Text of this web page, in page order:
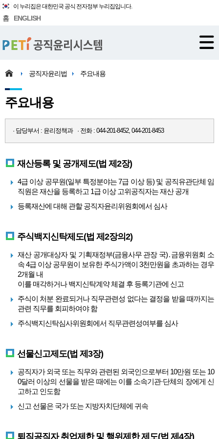
이 누리집은 대한민국 공식 전자정부 누리집입니다.
홈 ENGLISH
공직자윤리법 주요내용
주요내용
· 담당부서 : 윤리정책과 · 전화 : 044-201-8452, 044-201-8453
재산등록 및 공개제도(법 제2장)
4급 이상 공무원(일부 특정분야는 7급 이상 등) 및 공직유관단체 임
직원은 재산을 등록하고 1급 이상 고위공직자는 재산 공개
등록재산에 대해 관할 공직자윤리위원회에서 심사
주식백지신탁제도(법 제2장의2)
재산 공개대상자 및 기획재정부(금융사무 관장 국)․금융위원회 소
속 4급 이상 공무원이 보유한 주식가액이 3천만원을 초과하는 경우
2개월 내
이를 매각하거나 백지신탁계약 체결 후 등록기관에 신고
주식이 처분 완료되거나 직무관련성 없다는 결정을 받을 때까지는
관련 직무를 회피하여야 함
주식백지신탁심사위원회에서 직무관련성여부를 심사
선물신고제도(법 제3장)
공직자가 외국 또는 직무와 관련된 외국인으로부터 10만원 또는 10
0달러 이상의 선물을 받은 때에는 이를 소속기관·단체의 장에게 신
고하고 인도함
신고 선물은 국가 또는 지방자치단체에 귀속
퇴직공직자 취업제한 및 행위제한 제도(법 제4장)